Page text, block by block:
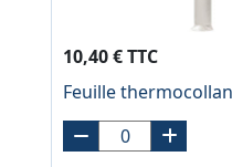
10,40 € TTC
Feuille